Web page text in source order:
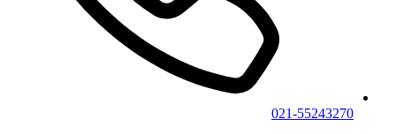
021-55243270